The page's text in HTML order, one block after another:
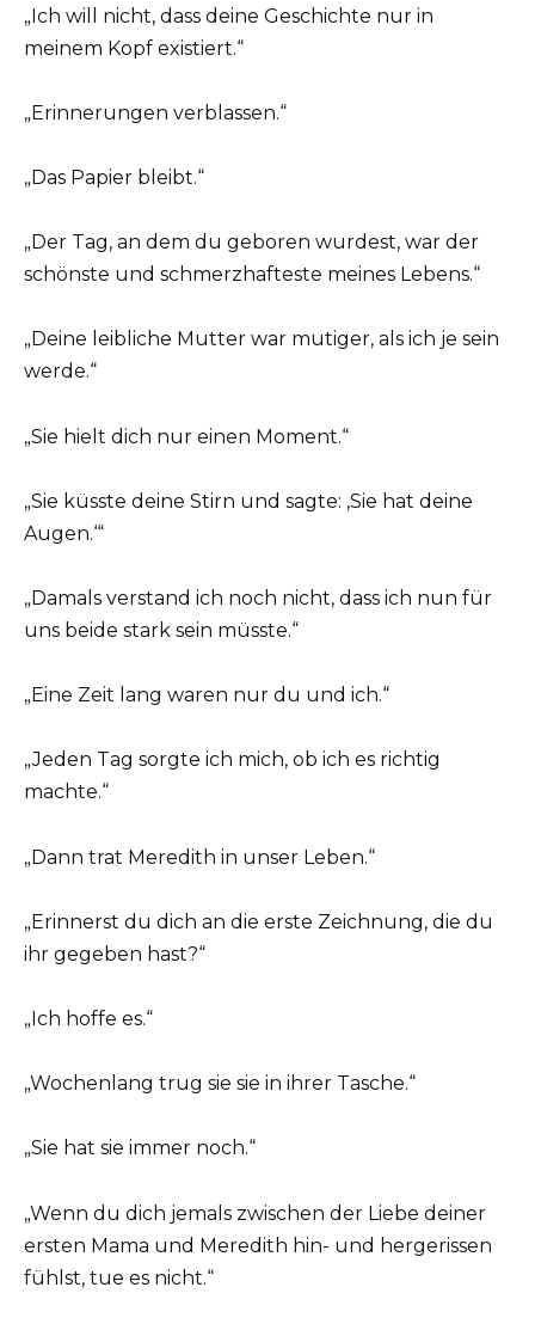
„Ich will nicht, dass deine Geschichte nur in
meinem Kopf existiert.“
„Erinnerungen verblassen.“
„Das Papier bleibt.“
„Der Tag, an dem du geboren wurdest, war der
schönste und schmerzhafteste meines Lebens.“
„Deine leibliche Mutter war mutiger, als ich je sein
werde.“
„Sie hielt dich nur einen Moment.“
„Sie küsste deine Stirn und sagte: ‚Sie hat deine
Augen.‘“
„Damals verstand ich noch nicht, dass ich nun für
uns beide stark sein müsste.“
„Eine Zeit lang waren nur du und ich.“
„Jeden Tag sorgte ich mich, ob ich es richtig
machte.“
„Dann trat Meredith in unser Leben.“
„Erinnerst du dich an die erste Zeichnung, die du
ihr gegeben hast?“
„Ich hoffe es.“
„Wochenlang trug sie sie in ihrer Tasche.“
„Sie hat sie immer noch.“
„Wenn du dich jemals zwischen der Liebe deiner
ersten Mama und Meredith hin- und hergerissen
fühlst, tue es nicht.“